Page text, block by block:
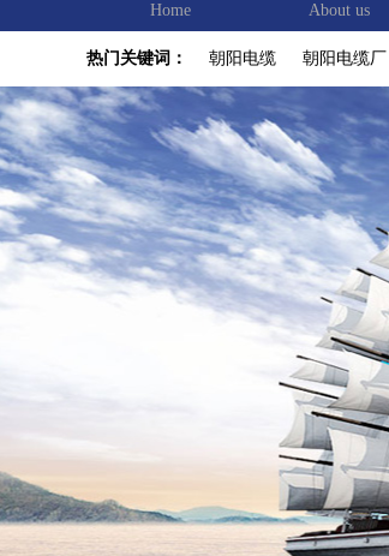
Home About us
热门关键词： 朝阳电缆 朝阳电缆厂